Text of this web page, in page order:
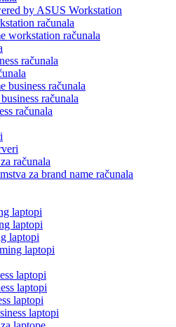
by ASUS Workstation
računala
workstation računala
računala
business računala
računala
računala
računala
za brand name računala
laptopi
laptopi
laptopi
laptopi
laptopi
laptopi
laptopi
laptopi